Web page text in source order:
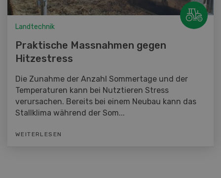
Landtechnik
Praktische Massnahmen gegen
Hitzestress
Die Zunahme der Anzahl Sommertage und der
Temperaturen kann bei Nutztieren Stress
verursachen. Bereits bei einem Neubau kann das
Stallklima während der Som...
WEITERLESEN